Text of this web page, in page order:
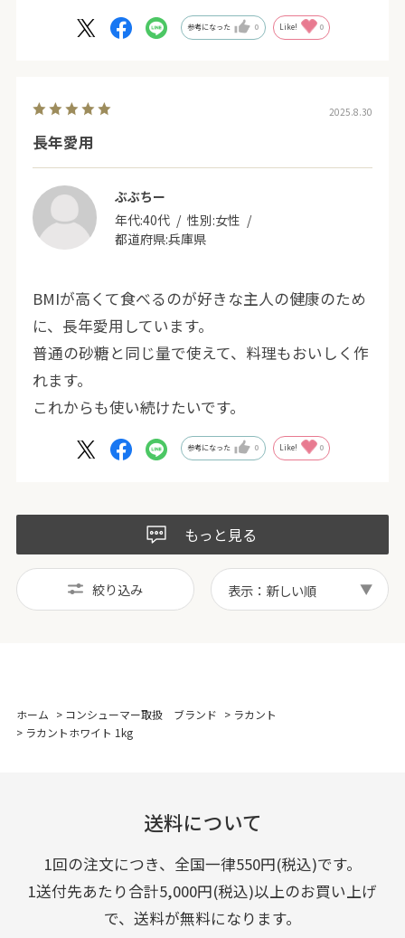
で、砂糖は一才使わず、お菓子類全て手作り、煮
参考になった 0 Like! 0
2025.8.30
長年愛用
ぶぶちー
年代:40代 性別:女性
都道府県:兵庫県
BMIが高くて食べるのが好きな主人の健康のため
に、長年愛用しています。
普通の砂糖と同じ量で使えて、料理もおいしく作
れます。
これからも使い続けたいです。
参考になった 0 Like! 0
もっと見る
絞り込み 表示：新しい順
ホーム > コンシューマー取扱 ブランド > ラカント
> ラカントホワイト 1kg
送料について
1回の注文につき、全国一律550円(税込)です。
1送付先あたり合計5,000円(税込)以上のお買い上げ
で、送料が無料になります。